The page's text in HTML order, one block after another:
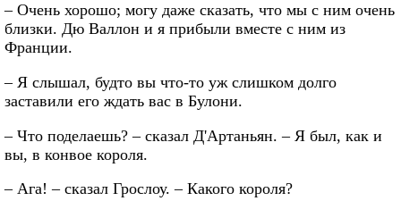
– Очень хорошо; могу даже сказать, что мы с ним очень
близки. Дю Валлон и я прибыли вместе с ним из
Франции.
– Я слышал, будто вы что-то уж слишком долго
заставили его ждать вас в Булони.
– Что поделаешь? – сказал Д'Артаньян. – Я был, как и
вы, в конвое короля.
– Ага! – сказал Грослоу. – Какого короля?